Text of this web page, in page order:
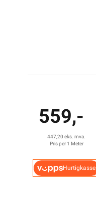
559,-
447,20 eks. mva.
Pris per 1 Meter
Hurtigkasse